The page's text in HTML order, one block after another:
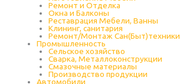
Ремонт и Отделка
Окна и Балконы
Реставрация Мебели, Ванны
Клининг, санитария
Ремонт/Монтаж Сан(Быт)техники
Промышленность
Cельское хозяйство
Сварка, Металлоконструкции
Cмазочные материалы
Производство продукции
Автомобили